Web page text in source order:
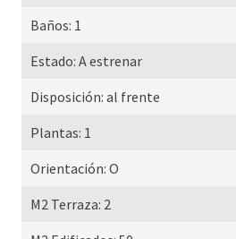
Baños: 1
Estado: A estrenar
Disposición: al frente
Plantas: 1
Orientación: O
M2 Terraza: 2